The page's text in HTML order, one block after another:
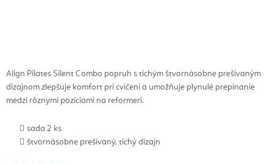
Align Pilates Silent Combo popruh s tichým štvornásobne prešívaným
dizajnom zlepšuje komfort pri cvičení a umožňuje plynulé prepínanie
medzi rôznymi pozíciami na reformeri.
sada 2 ks
štvornásobne prešívaný, tichý dizajn